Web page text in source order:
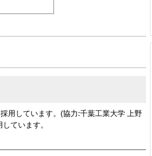
用しています。(協力:千葉工業大学 上野
ています。